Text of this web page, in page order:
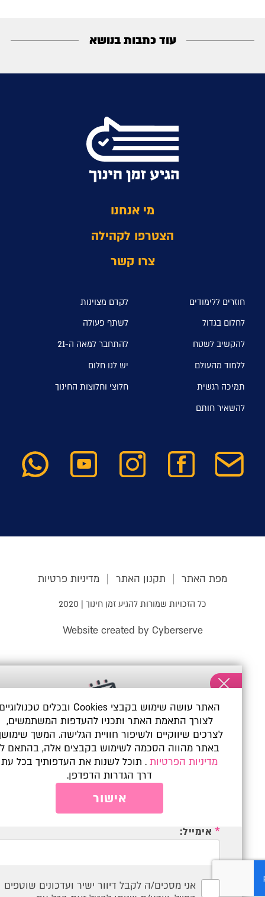
עוד כתבות בנושא
מי אנחנו
הצטרפו לקהילה
צרו קשר
חוזרים ללימודים
לקדם מצוינות
לחלום בגדול
לשתף פעולה
להקשיב לשטח
להתחבר למאה ה-21
ללמוד מהעולם
יש לנו חלום
תמיכה רגשית
חלוצי וחלוצות החינוך
להשאיר חותם
מפת האתר תקנון האתר מדיניות פרטיות
כל הזכויות שמורות להגיע זמן חינוך | 2020
Website created by Cyberserve
נשארים מעודכנים
הצטרפו לקהילת 'הגיע זמן חינוך' וקבלו עדכון שבועי עם
כל מה שמורות ומורים צריכים לדעת
אימייל:
אני מסכים/ה לקבל דיוור ישיר ועדכונים שוטפים
האתר עושה שימוש בקבצי Cookies ובכלים טכנולוגיים
לצורך התאמת האתר ותכניו להעדפות המשתמשים,
לצרכים שיווקיים ולשיפור חוויית הגלישה. המשך שימושך
באתר מהווה הסכמה לשימוש בקבצים אלה, בהתאם ל
מדיניות הפרטיות . תוכל לשנות את העדפותיך בכל עת
דרך הגדרות הדפדפן.
אישור